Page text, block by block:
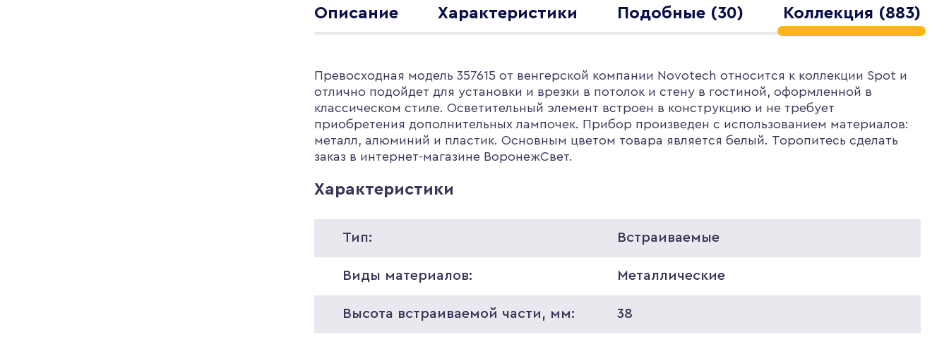
Описание Характеристики Подобные (30) Коллекция (883)
Превосходная модель 357615 от венгерской компании Novotech относится к коллекции Spot и
отлично подойдет для установки и врезки в потолок и стену в гостиной, оформленной в
классическом стиле. Осветительный элемент встроен в конструкцию и не требует
приобретения дополнительных лампочек. Прибор произведен с использованием материалов:
металл, алюминий и пластик. Основным цветом товара является белый. Торопитесь сделать
заказ в интернет-магазине ВоронежСвет.
Характеристики
Тип: Встраиваемые
Виды материалов: Металлические
Высота встраиваемой части, мм: 38